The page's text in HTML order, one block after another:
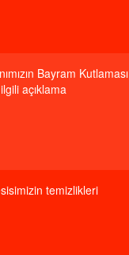
Bayram Kutlaması
açıklama
temizlikleri